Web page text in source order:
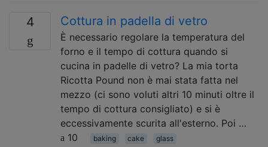
4 Cottura in padella di vetro
È necessario regolare la temperatura del
forno e il tempo di cottura quando si
cucina in padelle di vetro? La mia torta
Ricotta Pound non è mai stata fatta nel
mezzo (ci sono voluti altri 10 minuti oltre il
tempo di cottura consigliato) e si è
eccessivamente scurita all'esterno. Poi …
10
baking cake glass